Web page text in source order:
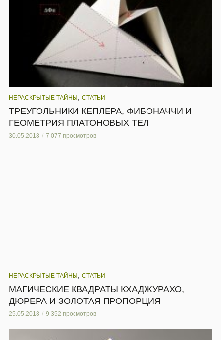
НЕРАСКРЫТЫЕ ТАЙНЫ СТАТЬИ
ТРЕУГОЛЬНИКИ КЕПЛЕРА, ФИБОНАЧЧИ И
ГЕОМЕТРИЯ ПЛАТОНОВЫХ ТЕЛ
30.05.2018 7 077 просмотров
НЕРАСКРЫТЫЕ ТАЙНЫ СТАТЬИ
МАГИЧЕСКИЕ КВАДРАТЫ КХАДЖУРАХО,
ДЮРЕРА И ЗОЛОТАЯ ПРОПОРЦИЯ
25.05.2018 9 352 просмотров